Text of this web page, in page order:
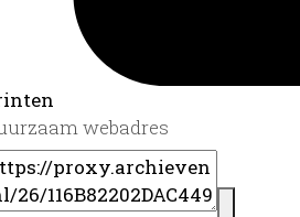
webadres